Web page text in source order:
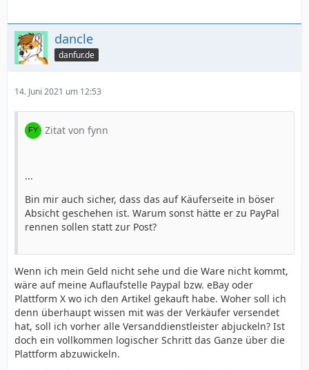
dancle
danfur.de
14. Juni 2021 um 12:53
Zitat von fynn
...
Bin mir auch sicher, dass das auf Käuferseite in böser
Absicht geschehen ist. Warum sonst hätte er zu PayPal
rennen sollen statt zur Post?
Wenn ich mein Geld nicht sehe und die Ware nicht kommt,
wäre auf meine Auflaufstelle Paypal bzw. eBay oder
Plattform X wo ich den Artikel gekauft habe. Woher soll ich
denn überhaupt wissen mit was der Verkäufer versendet
hat, soll ich vorher alle Versanddienstleister abjuckeln? Ist
doch ein vollkommen logischer Schritt das Ganze über die
Plattform abzuwickeln.